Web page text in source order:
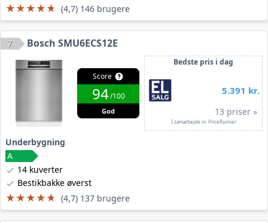
★★★★★
★★★★★ (4,7) 146 brugere
7 Bosch SMU6ECS12E
Score
94/100
God
Bedste pris i dag
5.391 kr.
13 priser »
I samarbejde m. PriceRunner
Underbygning
14 kuverter
Bestikbakke øverst
★★★★★
★★★★★ (4,7) 137 brugere